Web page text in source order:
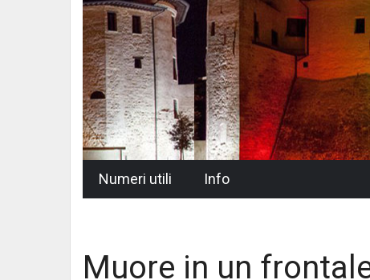
Numeri utili Info
Muore in un